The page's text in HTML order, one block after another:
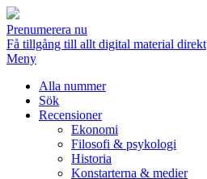
Prenumerera nu
Få tillgång till allt digital material direkt
Meny
Alla nummer
Sök
Recensioner
Ekonomi
Filosofi & psykologi
Historia
Konstarterna & medier